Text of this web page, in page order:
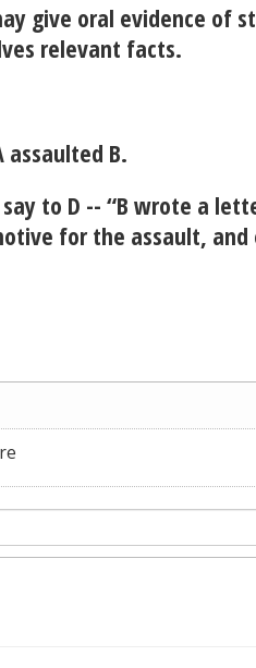
give oral evidence of
relevant facts.
B.
to D -- “B wrote a
for the assault,